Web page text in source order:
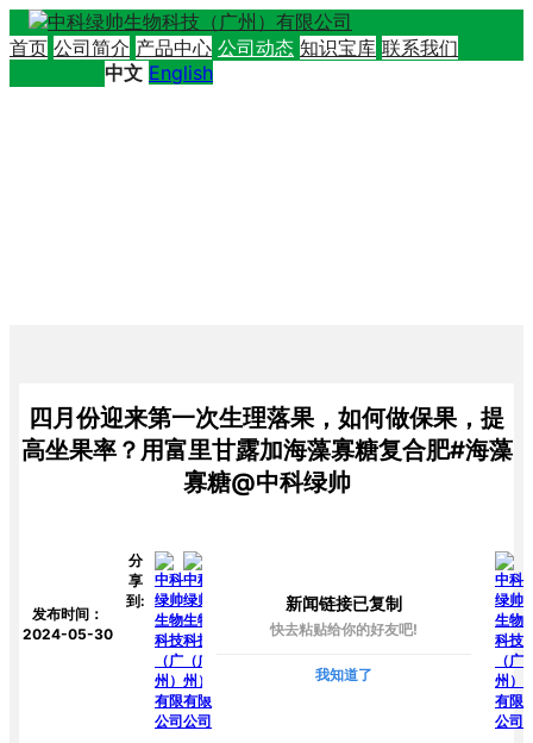
首页 公司简介 产品中心 公司动态 知识宝库 联系我们
中文 English
四月份迎来第一次生理落果，如何做保果，提
高坐果率？用富里甘露加海藻寡糖复合肥#海藻
寡糖@中科绿帅
发布时间：
2024-05-30
分
享
到:
新闻链接已复制
快去粘贴给你的好友吧!
我知道了